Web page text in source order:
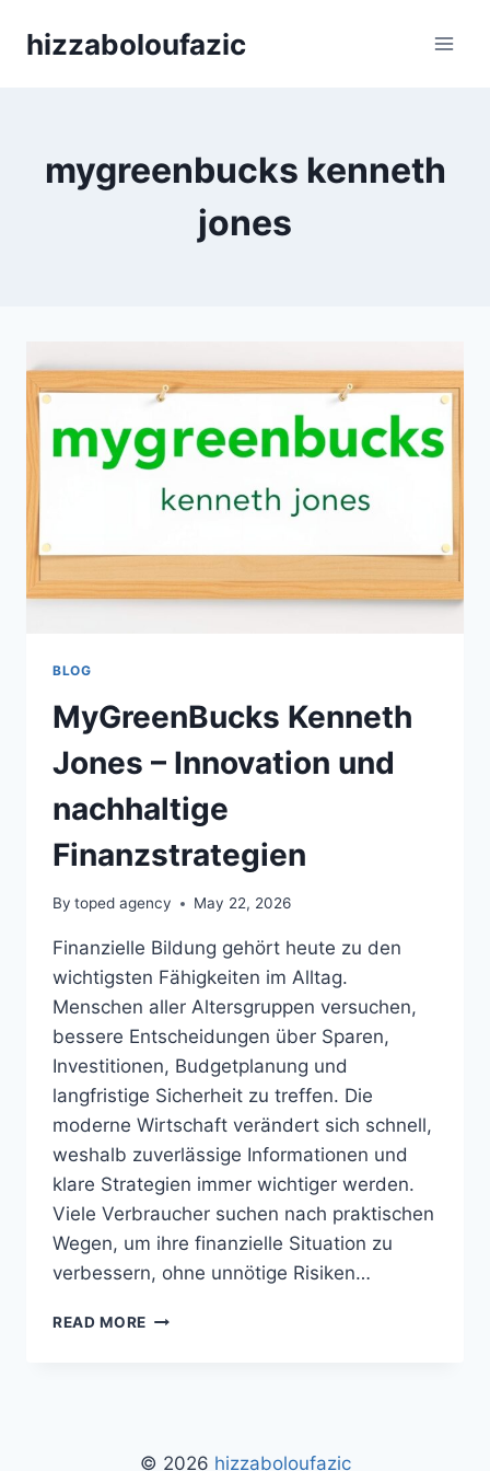
hizzaboloufazic
mygreenbucks kenneth
jones
BLOG
MyGreenBucks Kenneth
Jones – Innovation und
nachhaltige
Finanzstrategien
By toped agency May 22, 2026
Finanzielle Bildung gehört heute zu den
wichtigsten Fähigkeiten im Alltag.
Menschen aller Altersgruppen versuchen,
bessere Entscheidungen über Sparen,
Investitionen, Budgetplanung und
langfristige Sicherheit zu treffen. Die
moderne Wirtschaft verändert sich schnell,
weshalb zuverlässige Informationen und
klare Strategien immer wichtiger werden.
Viele Verbraucher suchen nach praktischen
Wegen, um ihre finanzielle Situation zu
verbessern, ohne unnötige Risiken…
READ MORE MYGREENBUCKS
NACHHALTIGE
© 2026 hizzaboloufazic